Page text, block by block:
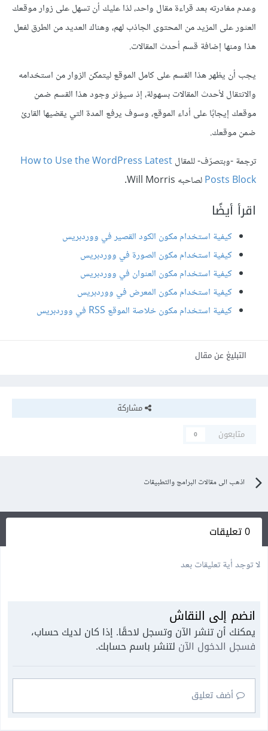
وعدم مغادرته بعد قراءة مقال واحد، لذا عليك أن تسهل على زوار موقعك
العثور على المزيد من المحتوى الجاذب لهم، وهناك العديد من الطرق لفعل
هذا ومنها إضافة قسم أحدث المقالات.
يجب أن يظهر هذا القسم على كامل الموقع ليتمكن الزوار من استخدامه
والانتقال لأحدث المقالات بسهولة، إذ سيؤثر وجود هذا القسم ضمن
موقعك إيجابًا على أداء الموقع، وسوف يرفع المدة التي يقضيها القارئ
ضمن موقعك.
ترجمة -وبتصرّف- للمقالHow to Use the WordPress Latest
Posts Blockلصاحبه Will Morris.
اقرأ أيضًا
كيفية استخدام مكون الكود القصير في ووردبريس
كيفية استخدام مكون الصورة في ووردبريس
كيفية استخدام مكون العنوان في ووردبريس
كيفية استخدام مكون المعرض في ووردبريس
كيفية استخدام مكون خلاصة الموقع RSS في ووردبريس
التبليغ عن مقال
مشاركة
متابعون
0
اذهب الى مقالات البرامج والتطبيقات
0 تعليقات
لا توجد أية تعليقات بعد
انضم إلى النقاش
يمكنك أن تنشر الآن وتسجل لاحقًا. إذا كان لديك حساب،
فسجل الدخول الآن لتنشر باسم حسابك.
أضف تعليق